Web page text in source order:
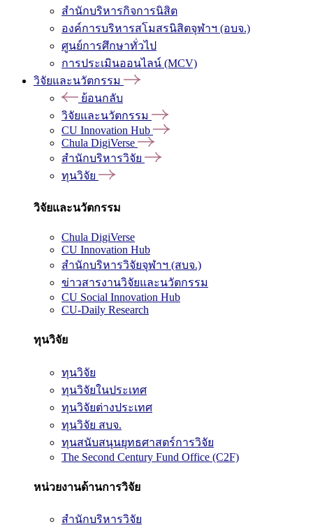
สำนักบริหารกิจการนิสิต
องค์การบริหารสโมสรนิสิตจุฬาฯ (อบจ.)
ศูนย์การศึกษาทั่วไป
การประเมินออนไลน์ (MCV)
วิจัยและนวัตกรรม
ย้อนกลับ
วิจัยและนวัตกรรม
CU Innovation Hub
Chula DigiVerse
สำนักบริหารวิจัย
ทุนวิจัย
วิจัยและนวัตกรรม
Chula DigiVerse
CU Innovation Hub
สำนักบริหารวิจัยจุฬาฯ (สบจ.)
ข่าวสารงานวิจัยและนวัตกรรม
CU Social Innovation Hub
CU-Daily Research
ทุนวิจัย
ทุนวิจัย
ทุนวิจัยในประเทศ
ทุนวิจัยต่างประเทศ
ทุนวิจัย สบจ.
ทุนสนับสนุนยุทธศาสตร์การวิจัย
The Second Century Fund Office (C2F)
หน่วยงานด้านการวิจัย
สำนักบริหารวิจัย